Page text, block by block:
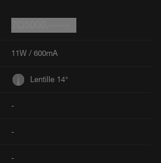
11W / 600mA
Lentille 14°
-
-
-